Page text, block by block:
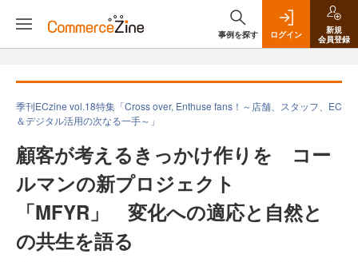
事例を探す ログイン
新規
会員登録
季刊ECzine vol.18特集「Cross over, Enthuse fans！～店舗、スタッフ、EC
＆デジタル活用の次なる一手～」
顧客が考えるきっかけ作りを コー
ルマンの新プロジェクト
「MFYR」 変化への適応と自然と
の共生を語る